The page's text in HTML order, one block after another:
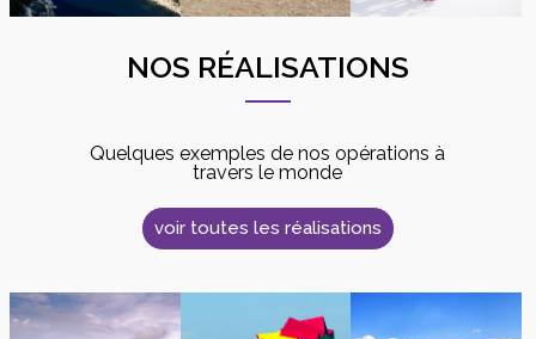
NOS RÉALISATIONS
Quelques exemples de nos opérations à
travers le monde
voir toutes les réalisations